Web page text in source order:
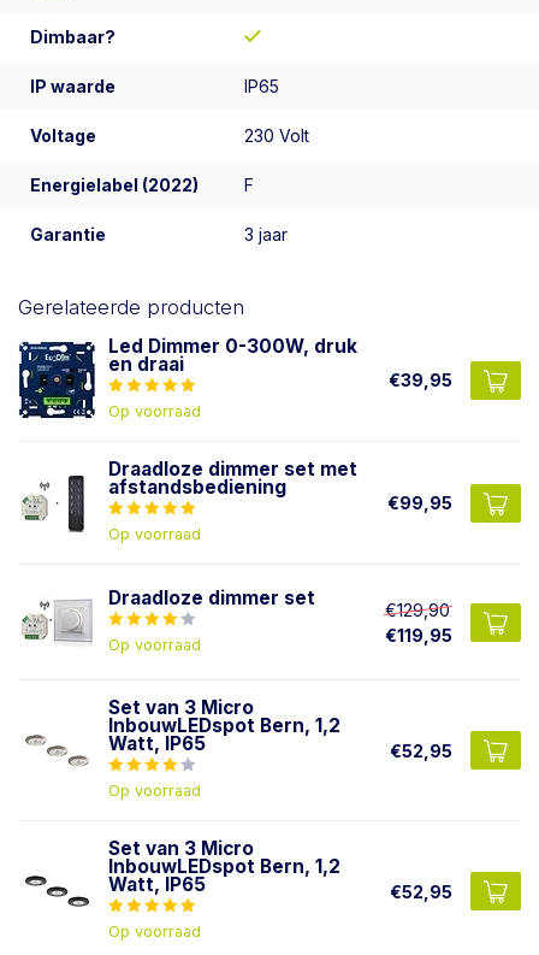
Dimbaar?
IP waarde IP65
Voltage 230 Volt
Energielabel (2022) F
Garantie 3 jaar
Gerelateerde producten
Led Dimmer 0-300W, druk
en draai
Op voorraad
€39,95
Draadloze dimmer set met
afstandsbediening
Op voorraad
€99,95
Draadloze dimmer set
Op voorraad
€129,90
€119,95
Set van 3 Micro
InbouwLEDspot Bern, 1,2
Watt, IP65
Op voorraad
€52,95
Set van 3 Micro
InbouwLEDspot Bern, 1,2
Watt, IP65
Op voorraad
€52,95